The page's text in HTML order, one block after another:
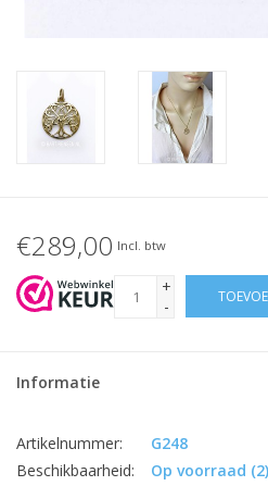
€289,00 Incl. btw
+
-
Informatie
Artikelnummer:
G248
Beschikbaarheid:
Op voorraad (2)